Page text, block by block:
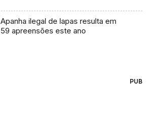
Apanha ilegal de lapas resulta em
59 apreensões este ano
PUB